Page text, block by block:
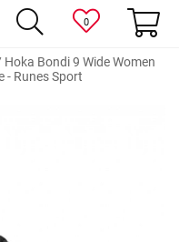
0
Hoka Bondi 9 Wide Women
- Runes Sport